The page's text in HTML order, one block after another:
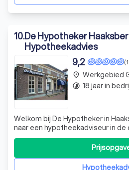
10.De Hypotheker
Hypotheekadvies
9,2
Welkom bij De Hypotheker in
naar een hypotheekadviseur in de
Haaksbergen? Door onze kennis
woningmarkt in de regio van
gespecialiseerd om onze klanten
hypotheekadvies te voorzien.
place Werkgebied
timelapse 18 jaar in